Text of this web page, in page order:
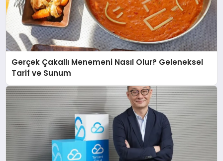
Gerçek Çakallı Menemeni Nasıl Olur? Geleneksel
Tarif ve Sunum